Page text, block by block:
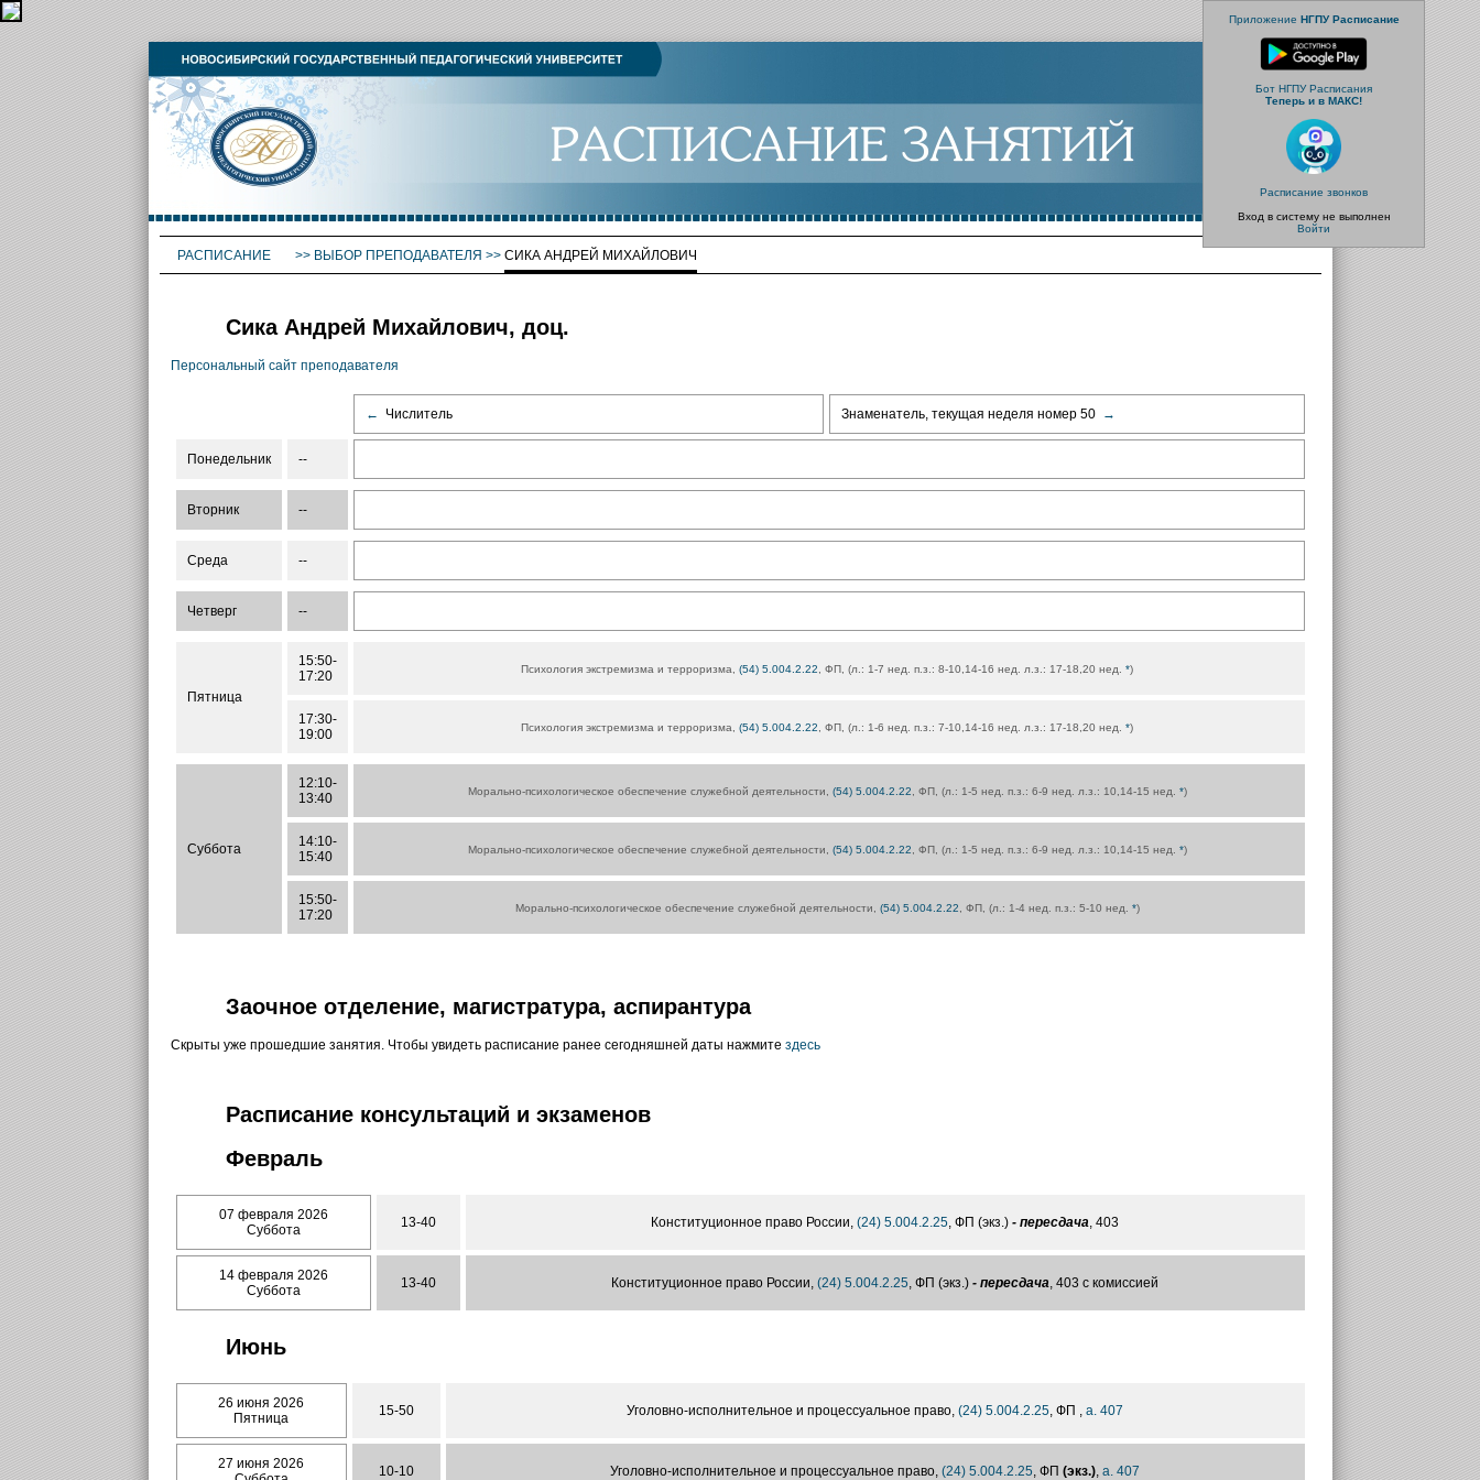
Приложение НГПУ Расписание
Бот НГПУ Расписания
Теперь и в МАКС!
Расписание звонков
Вход в систему не выполнен
Войти
РАСПИСАНИЕ >> ВЫБОР ПРЕПОДАВАТЕЛЯ >> СИКА АНДРЕЙ МИХАЙЛОВИЧ
Сика Андрей Михайлович, доц.
Персональный сайт преподавателя
← Числитель Знаменатель, текущая неделя номер 50 →
Понедельник --
Вторник --
Среда --
Четверг --
Пятница
15:50-
17:20
Психология экстремизма и терроризма, (54) 5.004.2.22 , ФП, (л.: 1-7 нед. п.з.: 8-10,14-16 нед. л.з.: 17-18,20 нед. *)
17:30-
19:00
Психология экстремизма и терроризма, (54) 5.004.2.22 , ФП, (л.: 1-6 нед. п.з.: 7-10,14-16 нед. л.з.: 17-18,20 нед. *)
Суббота
12:10-
13:40
Морально-психологическое обеспечение служебной деятельности, (54) 5.004.2.22 , ФП, (л.: 1-5 нед. п.з.: 6-9 нед. л.з.: 10,14-15 нед. *)
14:10-
15:40
Морально-психологическое обеспечение служебной деятельности, (54) 5.004.2.22 , ФП, (л.: 1-5 нед. п.з.: 6-9 нед. л.з.: 10,14-15 нед. *)
15:50-
17:20
Морально-психологическое обеспечение служебной деятельности, (54) 5.004.2.22 , ФП, (л.: 1-4 нед. п.з.: 5-10 нед. *)
Заочное отделение, магистратура, аспирантура
Скрыты уже прошедшие занятия. Чтобы увидеть расписание ранее сегодняшней даты нажмите здесь
Расписание консультаций и экзаменов
Февраль
07 февраля 2026
Суббота
13-40 Конституционное право России, (24) 5.004.2.25, ФП (экз.) - пересдача, 403
14 февраля 2026
Суббота
13-40 Конституционное право России, (24) 5.004.2.25, ФП (экз.) - пересдача, 403 с комиссией
Июнь
26 июня 2026
Пятница
15-50 Уголовно-исполнительное и процессуальное право, (24) 5.004.2.25, ФП , а. 407
27 июня 2026
10-10 Уголовно-исполнительное и процессуальное право, (24) 5.004.2.25, ФП (экз.), а. 407